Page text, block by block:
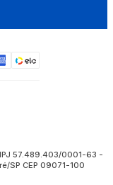
57.489.403/0001-63 -
SP CEP 09071-100